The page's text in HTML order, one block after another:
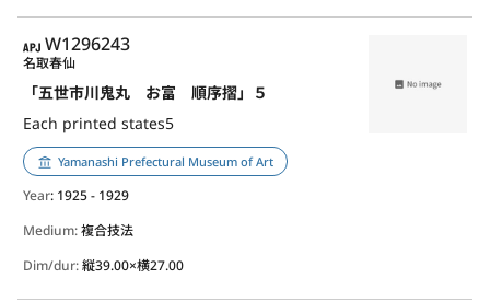
APJ
W1296243
「五世市川鬼丸 お富 順序摺」５
Each printed states5
名取春仙
Yamanashi Prefectural Museum of Art
Year: 1925 - 1929
Medium:複合技法
Dim/dur:縦39.00×横27.00